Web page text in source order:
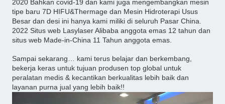
2020 Bahkan covid-19 dan kami juga mengembangkan mesin
tipe baru 7D HIFU&Thermage dan Mesin Hidroterapi Usus
Besar dan desi ini hanya kami miliki di seluruh Pasar China.
2022 Situs web Lasylaser Alibaba anggota emas 12 tahun dan
situs web Made-in-China 11 Tahun anggota emas.
Sampai sekarang… kami terus belajar dan berkembang,
bekerja keras untuk tujuan produsen top global untuk
peralatan medis & kecantikan berkualitas lebih baik dan
layanan purna jual yang lebih baik!!